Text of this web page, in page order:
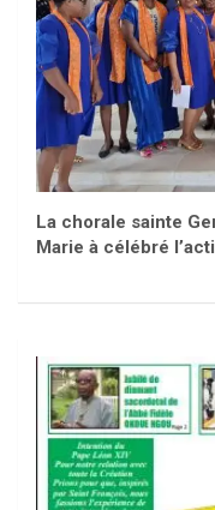
La chorale sainte
Marie à célébré